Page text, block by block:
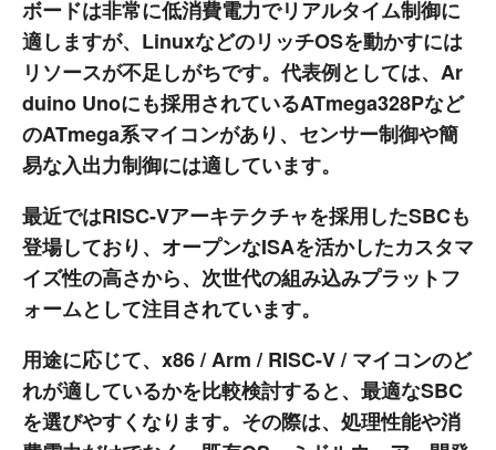
ボードは非常に低消費電力でリアルタイム制御に
適しますが、LinuxなどのリッチOSを動かすには
リソースが不足しがちです。代表例としては、Ar
duino Unoにも採用されているATmega328Pなど
のATmega系マイコンがあり、センサー制御や簡
易な入出力制御には適しています。
最近ではRISC-Vアーキテクチャを採用したSBCも
登場しており、オープンなISAを活かしたカスタマ
イズ性の高さから、次世代の組み込みプラットフ
ォームとして注目されています。
用途に応じて、x86 / Arm / RISC-V / マイコンのど
れが適しているかを比較検討すると、最適なSBC
を選びやすくなります。その際は、処理性能や消